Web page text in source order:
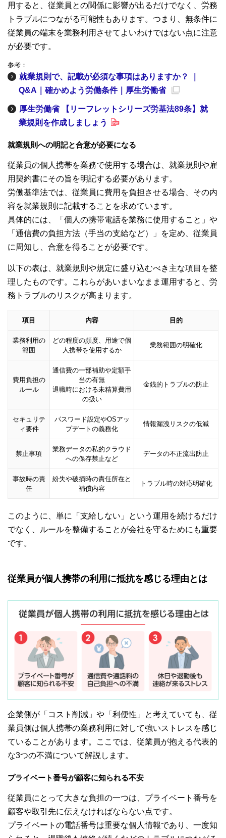
用すると、従業員との関係に影響が出るだけでなく、労務
トラブルにつながる可能性もあります。つまり、無条件に
従業員の端末を業務利用させてよいわけではない点に注意
が必要です。
参考：
就業規則で、記載が必須な事項はありますか？ ｜
Q&A｜確かめよう労働条件｜厚生労働省
厚生労働省 【リーフレットシリーズ労基法89条】就
業規則を作成しましょう
就業規則への明記と合意が必要になる
従業員の個人携帯を業務で使用する場合は、就業規則や雇
用契約書にその旨を明記する必要があります。
労働基準法では、従業員に費用を負担させる場合、その内
容を就業規則に記載することを求めています。
具体的には、「個人の携帯電話を業務に使用すること」や
「通信費の負担方法（手当の支給など）」を定め、従業員
に周知し、合意を得ることが必要です。
以下の表は、就業規則や規定に盛り込むべき主な項目を整
理したものです。これらがあいまいなまま運用すると、労
務トラブルのリスクが高まります。
項目 内容 目的
業務利用の
範囲
どの程度の頻度、用途で個
人携帯を使用するか
業務範囲の明確化
費用負担の
ルール
通信費の一部補助や定額手
当の有無
退職時における未精算費用
の扱い
金銭的トラブルの防止
セキュリテ
ィ要件
パスワード設定やOSアッ
プデートの義務化
情報漏洩リスクの低減
禁止事項
業務データの私的クラウド
への保存禁止など
データの不正流出防止
事故時の責
任
紛失や破損時の責任所在と
補償内容
トラブル時の対応明確化
このように、単に「支給しない」という運用を続けるだけ
でなく、ルールを整備することが会社を守るためにも重要
です。
従業員が個人携帯の利用に抵抗を感じる理由とは
企業側が「コスト削減」や「利便性」と考えていても、従
業員側は個人携帯の業務利用に対して強いストレスを感じ
ていることがあります。ここでは、従業員が抱える代表的
な3つの不満について解説します。
プライベート番号が顧客に知られる不安
従業員にとって大きな負担の一つは、プライベート番号を
顧客や取引先に伝えなければならない点です。
プライベートの電話番号は重要な個人情報であり、一度知